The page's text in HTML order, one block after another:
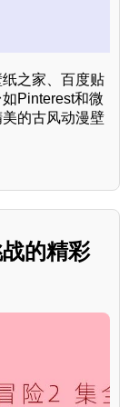
之家、百度贴
Pinterest和微
的古风动漫壁
的精彩